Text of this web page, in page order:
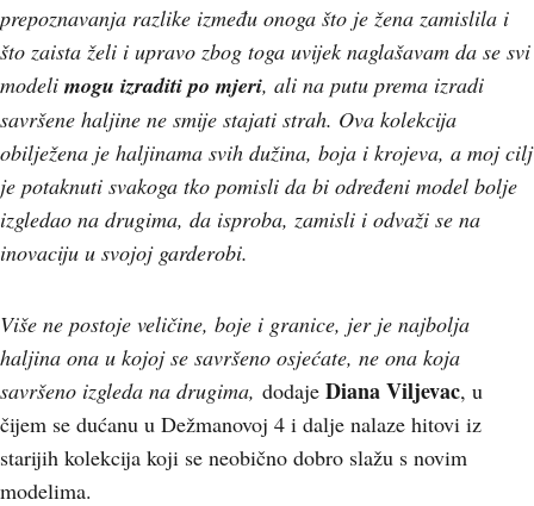
prepoznavanja razlike između onoga što je žena zamislila i
što zaista želi i upravo zbog toga uvijek naglašavam da se svi
modeli mogu izraditi po mjeri, ali na putu prema izradi
savršene haljine ne smije stajati strah. Ova kolekcija
obilježena je haljinama svih dužina, boja i krojeva, a moj cilj
je potaknuti svakoga tko pomisli da bi određeni model bolje
izgledao na drugima, da isproba, zamisli i odvaži se na
inovaciju u svojoj garderobi.
Više ne postoje veličine, boje i granice, jer je najbolja
haljina ona u kojoj se savršeno osjećate, ne ona koja
savršeno izgleda na drugima, dodaje Diana Viljevac, u
čijem se dućanu u Dežmanovoj 4 i dalje nalaze hitovi iz
starijih kolekcija koji se neobično dobro slažu s novim
modelima.